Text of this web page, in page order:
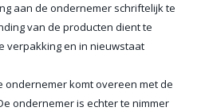
aan de ondernemer schriftelijk te
van de producten dient te
verpakking en in nieuwstaat
ondernemer komt overeen met de
ondernemer is echter te nimmer